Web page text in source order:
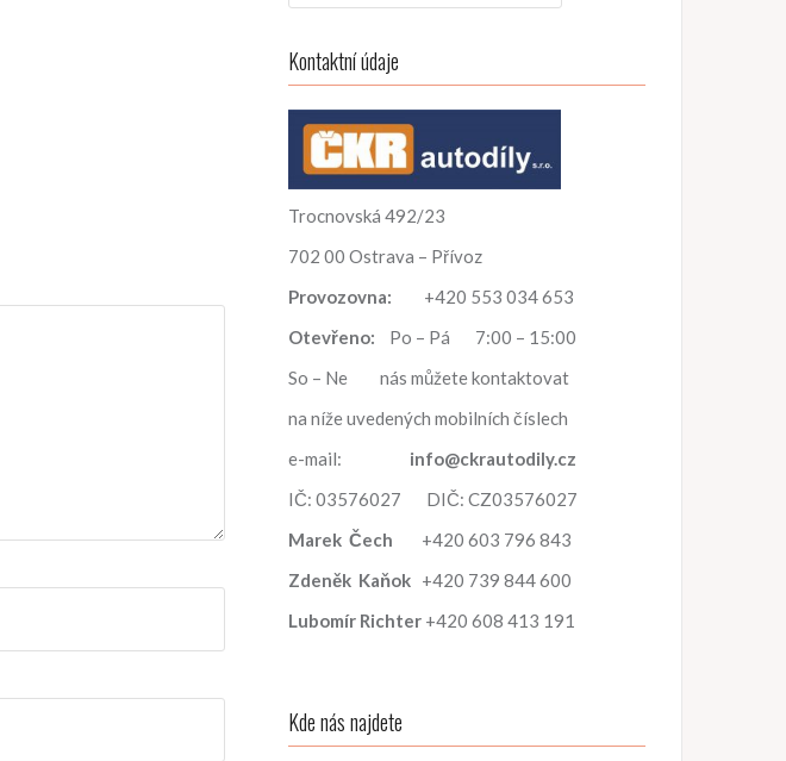
h
e
á
n
Kontaktní údaje
Trocnovská 492/23
702 00 Ostrava – Přívoz
Provozovna:
+420 553 034 653
Otevřeno: Po – Pá 7:00 – 15:00
So – Ne nás můžete kontaktovat
na níže uvedených mobilních číslech
e-mail: info@ckrautodily.cz
IČ: 03576027 DIČ: CZ03576027
Marek Čech
+420 603 796 843
Zdeněk Kaňok +420 739 844 600
Lubomír Richter +420 608 413 191
Kde nás najdete